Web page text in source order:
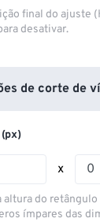
final do ajuste
desativar.
de corte de
x
altura do
ímpares das